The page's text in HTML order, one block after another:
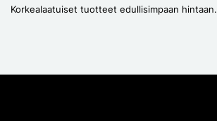
Korkealaatuiset tuotteet edullisimpaan hintaan.